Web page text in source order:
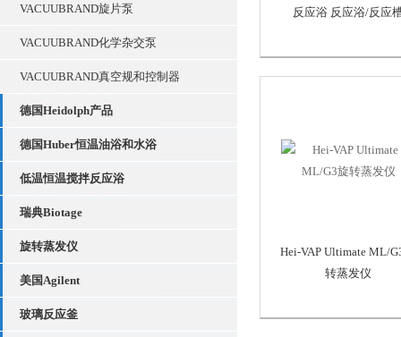
VACUUBRAND旋片泵
VACUUBRAND化学杂交泵
VACUUBRAND真空规和控制器
德国Heidolph产品
德国Huber恒温油浴和水浴
低温恒温搅拌反应浴
瑞典Biotage
旋转蒸发仪
美国Agilent
玻璃反应釜
反应浴 反应浴/反应
Hei-VAP Ultimate ML/
转蒸发仪